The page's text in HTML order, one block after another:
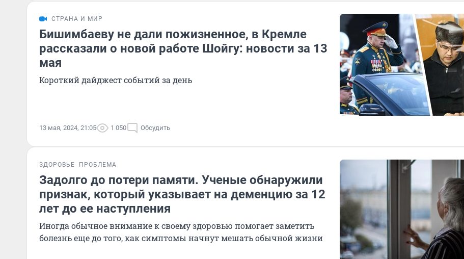
СТРАНА И МИР
Бишимбаеву не дали пожизненное, в Кремле
рассказали о новой работе Шойгу: новости за 13
мая
Короткий дайджест событий за день
13 мая, 2024, 21:05 1 050 Обсудить
ЗДОРОВЬЕ ПРОБЛЕМА
Задолго до потери памяти. Ученые обнаружили
признак, который указывает на деменцию за 12
лет до ее наступления
Иногда обычное внимание к своему здоровью помогает заметить
болезнь еще до того, как симптомы начнут мешать обычной жизни